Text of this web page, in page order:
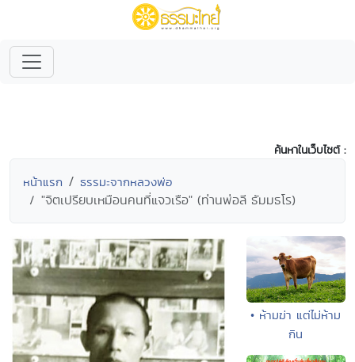
ค้นหาในเว็บไซต์ :
หน้าแรก ธรรมะจากหลวงพ่อ
"จิตเปรียบเหมือนคนที่แจวเรือ" (ท่านพ่อลี ธัมมธโร)
• ห้ามฆ่า แต่ไม่ห้าม
กิน